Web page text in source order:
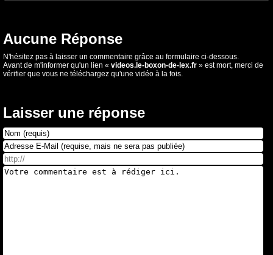
Aucune Réponse
N'hésitez pas à laisser un commentaire grâce au formulaire ci-dessous.
Avant de m'informer qu'un lien « videos.le-boxon-de-lex.fr » est mort, merci de
vérifier que vous ne téléchargez qu'une vidéo à la fois.
Laisser une réponse